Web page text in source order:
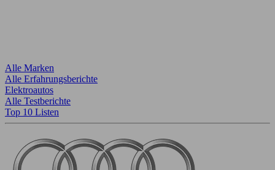
Alle Marken
Alle Erfahrungsberichte
Elektroautos
Alle Testberichte
Top 10 Listen